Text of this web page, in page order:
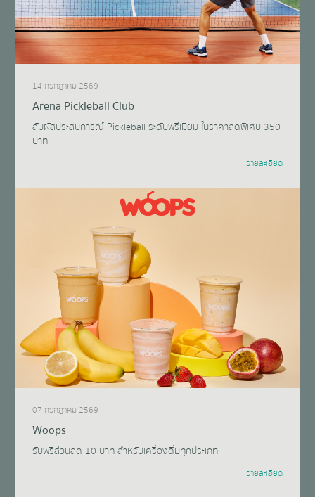
14 กรกฎาคม 2569
Arena Pickleball Club
สัมผัสประสบการณ์ Pickleball ระดับพรีเมียม ในราคาสุดพิเศษ 350
บาท
รายละเอียด
07 กรกฎาคม 2569
Woops
รับฟรีส่วนลด 10 บาท สำหรับเครื่องดื่มทุกประเภท
รายละเอียด